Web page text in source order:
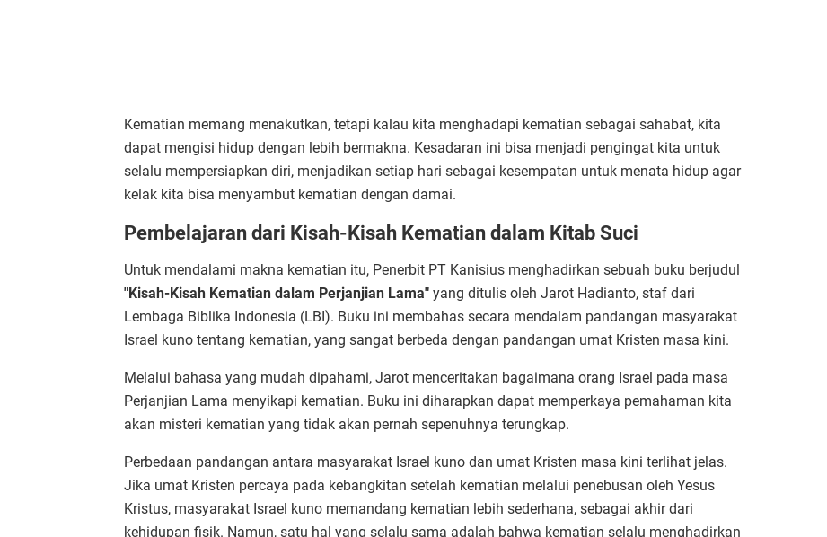
Kematian memang menakutkan, tetapi kalau kita menghadapi kematian sebagai sahabat, kita
dapat mengisi hidup dengan lebih bermakna. Kesadaran ini bisa menjadi pengingat kita untuk
selalu mempersiapkan diri, menjadikan setiap hari sebagai kesempatan untuk menata hidup agar
kelak kita bisa menyambut kematian dengan damai.
Pembelajaran dari Kisah-Kisah Kematian dalam Kitab Suci
Untuk mendalami makna kematian itu, Penerbit PT Kanisius menghadirkan sebuah buku berjudul
"Kisah-Kisah Kematian dalam Perjanjian Lama" yang ditulis oleh Jarot Hadianto, staf dari
Lembaga Biblika Indonesia (LBI). Buku ini membahas secara mendalam pandangan masyarakat
Israel kuno tentang kematian, yang sangat berbeda dengan pandangan umat Kristen masa kini.
Melalui bahasa yang mudah dipahami, Jarot menceritakan bagaimana orang Israel pada masa
Perjanjian Lama menyikapi kematian. Buku ini diharapkan dapat memperkaya pemahaman kita
akan misteri kematian yang tidak akan pernah sepenuhnya terungkap.
Perbedaan pandangan antara masyarakat Israel kuno dan umat Kristen masa kini terlihat jelas.
Jika umat Kristen percaya pada kebangkitan setelah kematian melalui penebusan oleh Yesus
Kristus, masyarakat Israel kuno memandang kematian lebih sederhana, sebagai akhir dari
kehidupan fisik. Namun, satu hal yang selalu sama adalah bahwa kematian selalu menghadirkan